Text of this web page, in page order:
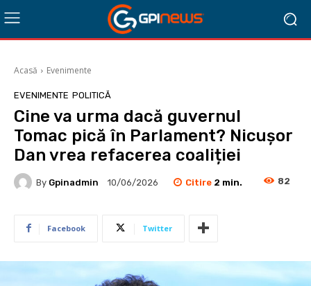
Acasă Evenimente
EVENIMENTE POLITICĂ
Cine va urma dacă guvernul
Tomac pică în Parlament? Nicușor
Dan vrea refacerea coaliției
By Gpinadmin 10/06/2026 Citire 2 min. 82
Facebook Twitter